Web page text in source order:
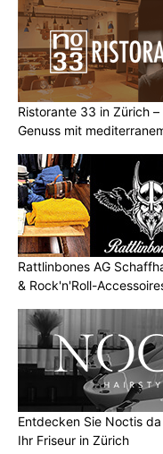
Ristorante 33 in Zürich
Genuss mit
Rattlinbones AG
& Rock'n'Roll-
Entdecken Sie Noctis
Ihr Friseur in Zürich